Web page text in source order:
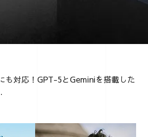
も対応！GPT-5とGeminiを搭載した